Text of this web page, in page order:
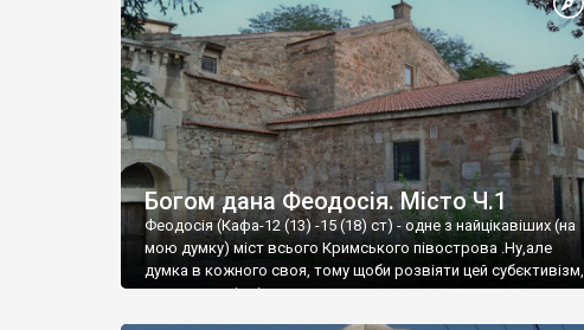
Богом дана Феодосія. Місто Ч.1
Феодосія (Кафа-12 (13) -15 (18) ст) - одне з найцікавіших (на
мою думку) міст всього Кримського півострова .Ну,але
думка в кожного своя, тому щоби розвіяти цей субєктивізм,
запрошую відвідати це